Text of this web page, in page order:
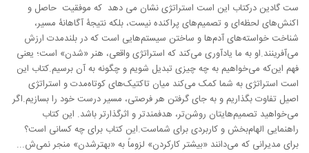
ست گادین درکتاب این است استراتژی نشان می دهد که موفقیت حاصل و
اکنش‌های لحظه‌ای و تصمیم‌های پراکنده نیست، بلکه نتیجۀ آگاهانۀ مسیر،
شناخت خواسته‌های آدم‌ها و ساختن سیستم‌هایی است که در بلندمدت ارزش
می‌آفرینند.او به ما یادآوری می‌کند که استراتژی واقعی، هنر «شدن» است؛ یعنی
فهم این‌که می‌خواهیم به چه چیزی تبدیل شویم و چگونه به آن برسیم.کتاب این
است استراتژی به شما کمک می‌کند میان تاکتیک‌های کوتاه‌مدت و استراتژی
اصیل تفاوت بگذاریم و به جای گرفتن هر فرصتی، مسیر درست خود را بسازیم.اگر
می‌خواهید تصمیم‌هایتان روشن‌تر، هدفمندتر و اثرگذارتر باشد. این کتاب
راهنمایی الهام‌بخش و کاربردی برای شماست.این کتاب برای چه کسانی است؟
برای مدیرانی که می‌دانند «بیشتر کارکردن» لزوماً به «بهترشدن» منجر نمی‌ش...